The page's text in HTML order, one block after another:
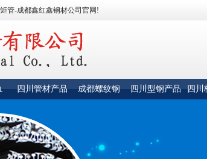
管-成都鑫红鑫钢材公司官网!
四川管材产品 成都螺纹钢 四川型钢产品 四川